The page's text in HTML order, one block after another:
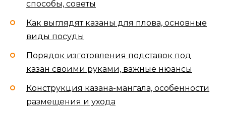
способы, советы
Как выглядят казаны для плова, основные
виды посуды
Порядок изготовления подставок под
казан своими руками, важные нюансы
Конструкция казана-мангала, особенности
размещения и ухода